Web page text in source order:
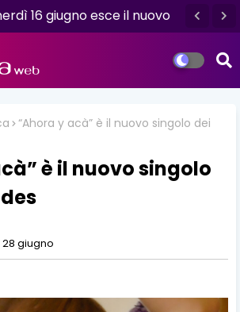
16 giugno esce il nuovo
“Ahora y acà” è il nuovo singolo dei
è il nuovo singolo
28 giugno